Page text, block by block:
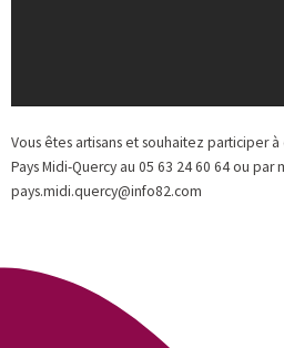
Vous êtes artisans et souhaitez participer
Pays Midi-Quercy au 05 63 24 60 64 ou par
pays.midi.quercy@info82.com